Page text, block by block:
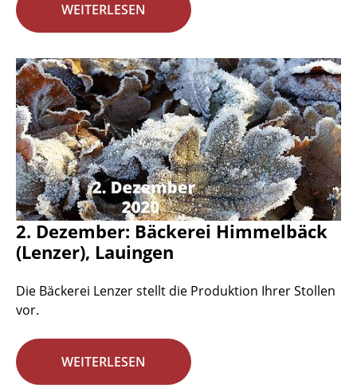
WEITERLESEN
2. Dezember: Bäckerei Himmelbäck
(Lenzer), Lauingen
Die Bäckerei Lenzer stellt die Produktion Ihrer Stollen
vor.
WEITERLESEN